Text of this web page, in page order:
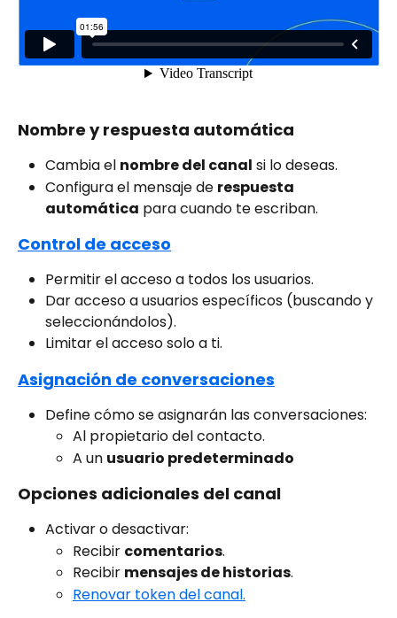
Nombre y respuesta automática
Cambia el nombre del canal si lo deseas.
Configura el mensaje de respuesta
automática para cuando te escriban.
Control de acceso
Permitir el acceso a todos los usuarios.
Dar acceso a usuarios específicos (buscando y
seleccionándolos).
Limitar el acceso solo a ti.
Asignación de conversaciones
Define cómo se asignarán las conversaciones:
Al propietario del contacto.
A un usuario predeterminado
Opciones adicionales del canal
Activar o desactivar:
Recibir comentarios.
Recibir mensajes de historias.
Renovar token del canal.